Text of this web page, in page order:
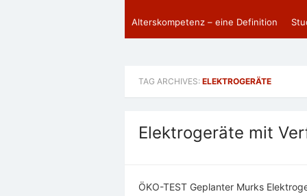
Alterskompetenz – eine Definition
TAG ARCHIVES: ELEKTROGERÄTE
Elektrogeräte mit
ÖKO-TEST Geplanter Murks